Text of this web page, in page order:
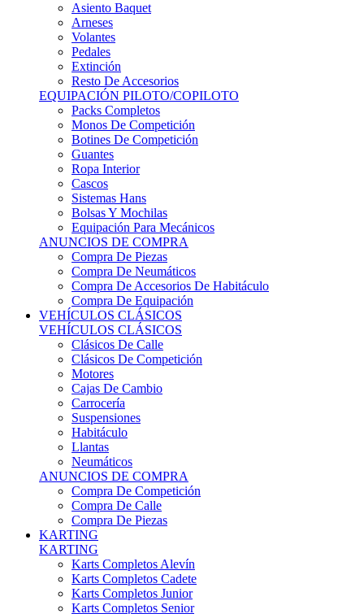
Volantes
Pedales
Extinción
Resto De Accesorios
EQUIPACIÓN PILOTO/COPILOTO
Packs Completos
Monos De Competición
Botines De Competición
Guantes
Ropa Interior
Cascos
Sistemas Hans
Bolsas Y Mochilas
Equipación Para Mecánicos
ANUNCIOS DE COMPRA
Compra De Piezas
Compra De Neumáticos
Compra De Accesorios De Habitáculo
Compra De Equipación
VEHÍCULOS CLÁSICOS
VEHÍCULOS CLÁSICOS
Clásicos De Calle
Clásicos De Competición
Motores
Cajas De Cambio
Carrocería
Suspensiones
Habitáculo
Llantas
Neumáticos
ANUNCIOS DE COMPRA
Compra De Competición
Compra De Calle
Compra De Piezas
KARTING
KARTING
Karts Completos Alevín
Karts Completos Cadete
Karts Completos Junior
Karts Completos Senior
Superkart